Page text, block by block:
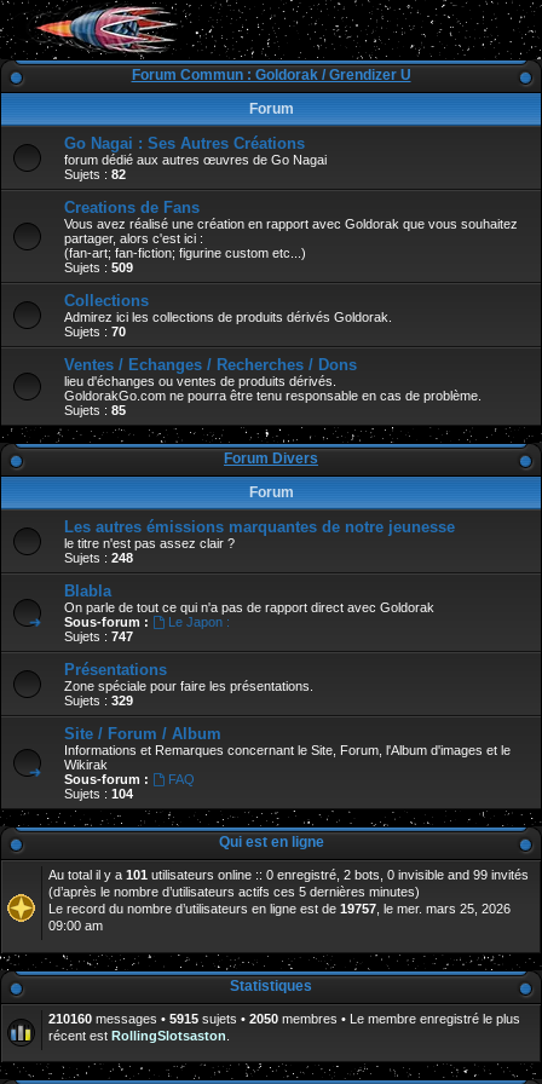
Forum Commun : Goldorak / Grendizer U
Forum
Go Nagai : Ses Autres Créations
forum dédié aux autres œuvres de Go Nagai
Sujets : 82
Creations de Fans
Vous avez réalisé une création en rapport avec Goldorak que vous souhaitez
partager, alors c'est ici :
(fan-art; fan-fiction; figurine custom etc...)
Sujets : 509
Collections
Admirez ici les collections de produits dérivés Goldorak.
Sujets : 70
Ventes / Echanges / Recherches / Dons
lieu d'échanges ou ventes de produits dérivés.
GoldorakGo.com ne pourra être tenu responsable en cas de problème.
Sujets : 85
Forum Divers
Forum
Les autres émissions marquantes de notre jeunesse
le titre n'est pas assez clair ?
Sujets : 248
Blabla
On parle de tout ce qui n'a pas de rapport direct avec Goldorak
Sous-forum :
Le Japon :
Sujets : 747
Présentations
Zone spéciale pour faire les présentations.
Sujets : 329
Site / Forum / Album
Informations et Remarques concernant le Site, Forum, l'Album d'images et le
Wikirak
Sous-forum :
FAQ
Sujets : 104
Qui est en ligne
Au total il y a 101 utilisateurs online :: 0 enregistré, 2 bots, 0 invisible and 99 invités
(d’après le nombre d’utilisateurs actifs ces 5 dernières minutes)
Le record du nombre d’utilisateurs en ligne est de 19757 , le mer. mars 25, 2026
09:00 am
Statistiques
210160 messages • 5915 sujets • 2050 membres • Le membre enregistré le plus
récent est RollingSlotsaston